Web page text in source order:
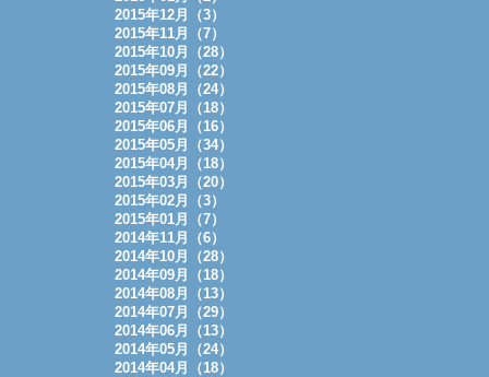
2015年12月（3）
2015年11月（7）
2015年10月（28）
2015年09月（22）
2015年08月（24）
2015年07月（18）
2015年06月（16）
2015年05月（34）
2015年04月（18）
2015年03月（20）
2015年02月（3）
2015年01月（7）
2014年11月（6）
2014年10月（28）
2014年09月（18）
2014年08月（13）
2014年07月（29）
2014年06月（13）
2014年05月（24）
2014年04月（18）